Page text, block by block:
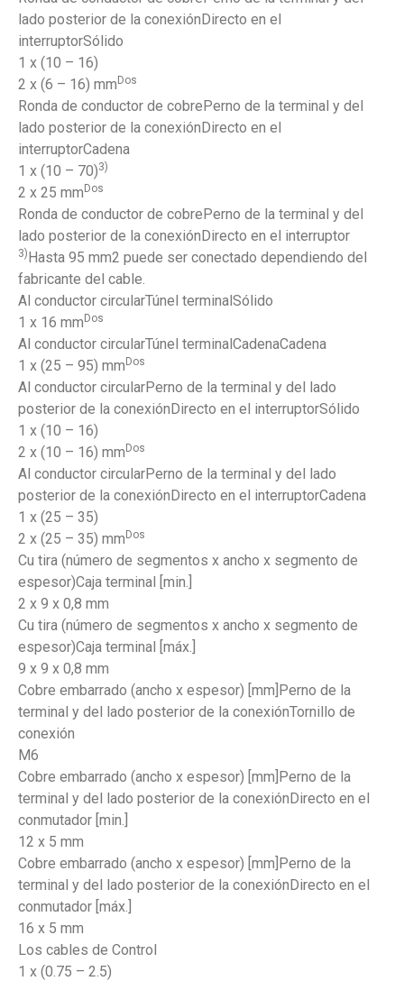
lado posterior de la conexiónDirecto en el
interruptorSólido
1 x (10 – 16)
2 x (6 – 16) mm Dos
Ronda de conductor de cobrePerno de la terminal y del
lado posterior de la conexiónDirecto en el
interruptorCadena
1 x (10 – 70)3)
2 x 25 mm Dos
Ronda de conductor de cobrePerno de la terminal y del
lado posterior de la conexiónDirecto en el interruptor
3)Hasta 95 mm2 puede ser conectado dependiendo del
fabricante del cable.
Al conductor circularTúnel terminalSólido
1 x 16 mm Dos
Al conductor circularTúnel terminalCadenaCadena
1 x (25 – 95) mm Dos
Al conductor circularPerno de la terminal y del lado
posterior de la conexiónDirecto en el interruptorSólido
1 x (10 – 16)
2 x (10 – 16) mm Dos
Al conductor circularPerno de la terminal y del lado
posterior de la conexiónDirecto en el interruptorCadena
1 x (25 – 35)
2 x (25 – 35) mm Dos
Cu tira (número de segmentos x ancho x segmento de
espesor)Caja terminal [min.]
2 x 9 x 0,8 mm
Cu tira (número de segmentos x ancho x segmento de
espesor)Caja terminal [máx.]
9 x 9 x 0,8 mm
Cobre embarrado (ancho x espesor) [mm]Perno de la
terminal y del lado posterior de la conexiónTornillo de
conexión
M6
Cobre embarrado (ancho x espesor) [mm]Perno de la
terminal y del lado posterior de la conexiónDirecto en el
conmutador [min.]
12 x 5 mm
Cobre embarrado (ancho x espesor) [mm]Perno de la
terminal y del lado posterior de la conexiónDirecto en el
conmutador [máx.]
16 x 5 mm
Los cables de Control
1 x (0.75 – 2.5)